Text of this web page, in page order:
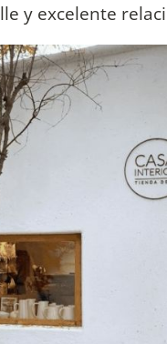
y excelente